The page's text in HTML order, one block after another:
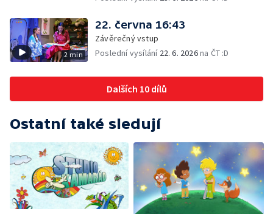
2 min
22. června 16:43
Závěrečný vstup
Poslední vysílání 22. 6. 2026na ČT :D
Dalších 10 dílů
Ostatní také sledují